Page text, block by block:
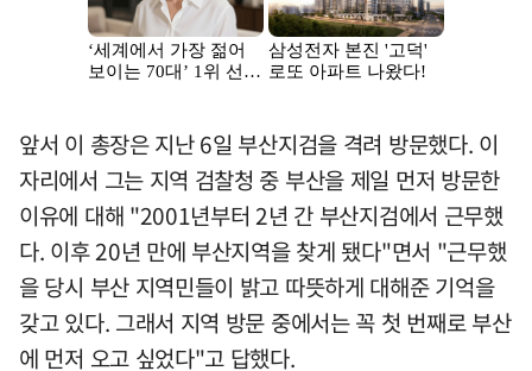
앞서 이 총장은 지난 6일 부산지검을 격려 방문했다. 이
자리에서 그는 지역 검찰청 중 부산을 제일 먼저 방문한
이유에 대해 "2001년부터 2년 간 부산지검에서 근무했
다. 이후 20년 만에 부산지역을 찾게 됐다"면서 "근무했
을 당시 부산 지역민들이 밝고 따뜻하게 대해준 기억을
갖고 있다. 그래서 지역 방문 중에서는 꼭 첫 번째로 부산
에 먼저 오고 싶었다"고 답했다.